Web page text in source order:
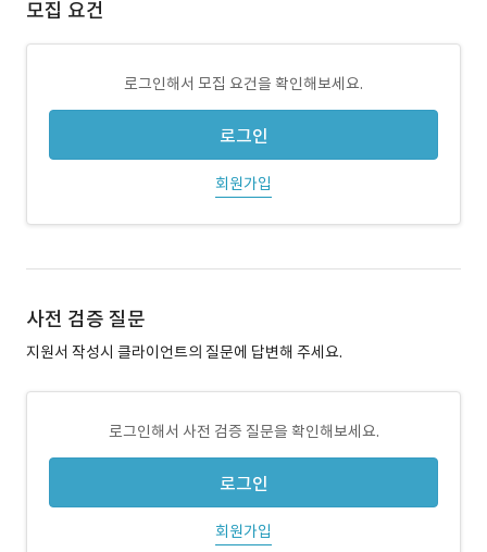
모집 요건
로그인해서 모집 요건을 확인해보세요.
로그인
회원가입
사전 검증 질문
지원서 작성시 클라이언트의 질문에 답변해 주세요.
로그인해서 사전 검증 질문을 확인해보세요.
로그인
회원가입